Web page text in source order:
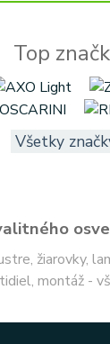
Top
Všetky
žiarovky,
montáž -